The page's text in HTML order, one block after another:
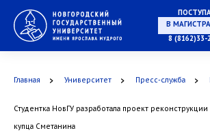
В
В
8 (8162)33-
Главная Университет Пресс-служба
Студентка НовГУ разработала проект
купца Сметанина